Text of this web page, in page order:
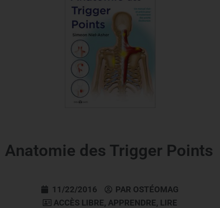
Anatomie des Trigger Points
11/22/2016 PAR OSTÉOMAG
ACCÈS LIBRE, APPRENDRE, LIRE